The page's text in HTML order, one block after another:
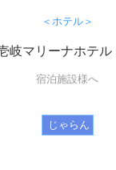
＜ホテル＞
宿泊施設様へ
じゃらん